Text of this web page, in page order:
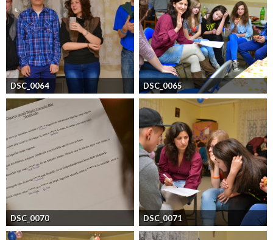
DSC_0064 DSC_0065
DSC_0070 DSC_0071